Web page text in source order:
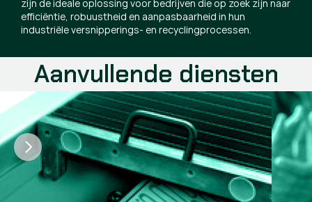
zijn de ideale oplossing voor bedrijven die op zoek zijn naar
efficiëntie, robuustheid en aanpasbaarheid in hun
industriële versnipperings- en recyclingprocessen.
Aanvullende diensten